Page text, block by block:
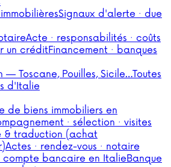
Signaux d'alerte · due
Acte · responsabilités · coûts
un créditFinancement · banques
— Toscane, Pouilles, Sicile…Toutes
d'Italie
de biens immobiliers en
· sélection · visites
& traduction (achat
Actes · rendez-vous · notaire
compte bancaire en ItalieBanque